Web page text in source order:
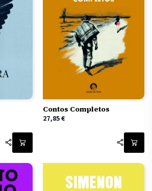
Contos Completos
27,85€